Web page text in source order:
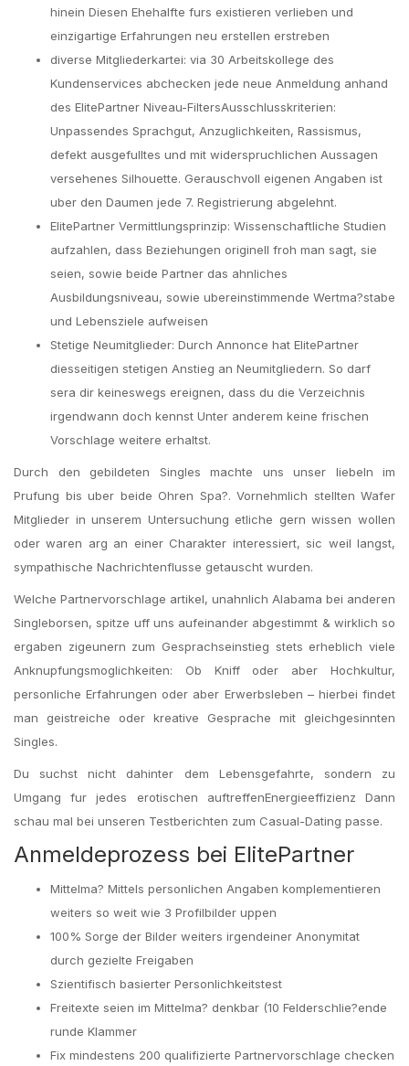
hinein Diesen Ehehalfte furs existieren verlieben und
einzigartige Erfahrungen neu erstellen erstreben
diverse Mitgliederkartei: via 30 Arbeitskollege des
Kundenservices abchecken jede neue Anmeldung anhand
des ElitePartner Niveau-FiltersAusschlusskriterien:
Unpassendes Sprachgut, Anzuglichkeiten, Rassismus,
defekt ausgefulltes und mit widerspruchlichen Aussagen
versehenes Silhouette. Gerauschvoll eigenen Angaben ist
uber den Daumen jede 7. Registrierung abgelehnt.
ElitePartner Vermittlungsprinzip: Wissenschaftliche Studien
aufzahlen, dass Beziehungen originell froh man sagt, sie
seien, sowie beide Partner das ahnliches
Ausbildungsniveau, sowie ubereinstimmende Wertma?stabe
und Lebensziele aufweisen
Stetige Neumitglieder: Durch Annonce hat ElitePartner
diesseitigen stetigen Anstieg an Neumitgliedern. So darf
sera dir keineswegs ereignen, dass du die Verzeichnis
irgendwann doch kennst Unter anderem keine frischen
Vorschlage weitere erhaltst.
Durch den gebildeten Singles machte uns unser liebeln im
Prufung bis uber beide Ohren Spa?. Vornehmlich stellten Wafer
Mitglieder in unserem Untersuchung etliche gern wissen wollen
oder waren arg an einer Charakter interessiert, sic weil langst,
sympathische Nachrichtenflusse getauscht wurden.
Welche Partnervorschlage artikel, unahnlich Alabama bei anderen
Singleborsen, spitze uff uns aufeinander abgestimmt & wirklich so
ergaben zigeunern zum Gesprachseinstieg stets erheblich viele
Anknupfungsmoglichkeiten: Ob Kniff oder aber Hochkultur,
personliche Erfahrungen oder aber Erwerbsleben – hierbei findet
man geistreiche oder kreative Gesprache mit gleichgesinnten
Singles.
Du suchst nicht dahinter dem Lebensgefahrte, sondern zu
Umgang fur jedes erotischen auftreffenEnergieeffizienz Dann
schau mal bei unseren Testberichten zum Casual-Dating passe.
Anmeldeprozess bei ElitePartner
Mittelma? Mittels personlichen Angaben komplementieren
weiters so weit wie 3 Profilbilder uppen
100% Sorge der Bilder weiters irgendeiner Anonymitat
durch gezielte Freigaben
Szientifisch basierter Personlichkeitstest
Freitexte seien im Mittelma? denkbar (10 Felderschlie?ende
runde Klammer
Fix mindestens 200 qualifizierte Partnervorschlage checken